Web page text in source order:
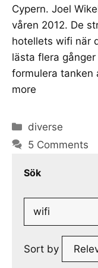
Cypern. Joel
våren 2012. De
hotellets wifi när
lästa flera
formulera tanken
more
Categories
diverse
5 Comments
Sök
Search
Sort by